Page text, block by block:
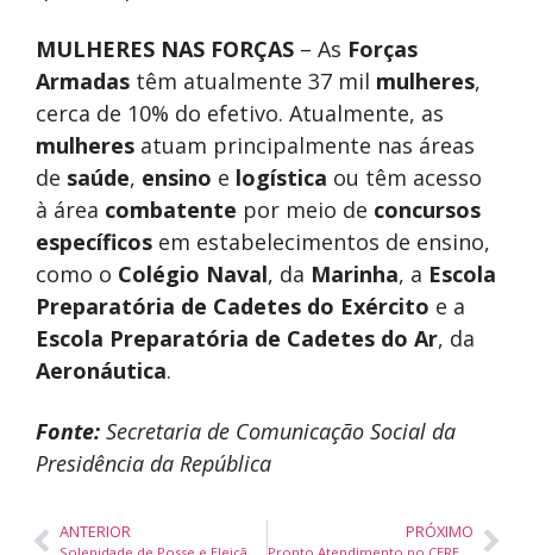
MULHERES NAS FORÇAS – As Forças
Armadas têm atualmente 37 mil mulheres,
cerca de 10% do efetivo. Atualmente, as
mulheres atuam principalmente nas áreas
de saúde, ensino e logística ou têm acesso
à área combatente por meio de concursos
específicos em estabelecimentos de ensino,
como o Colégio Naval, da Marinha, a Escola
Preparatória de Cadetes do Exército e a
Escola Preparatória de Cadetes do Ar, da
Aeronáutica.
Fonte: Secretaria de Comunicação Social da
Presidência da República
ANTERIOR PRÓXIMO